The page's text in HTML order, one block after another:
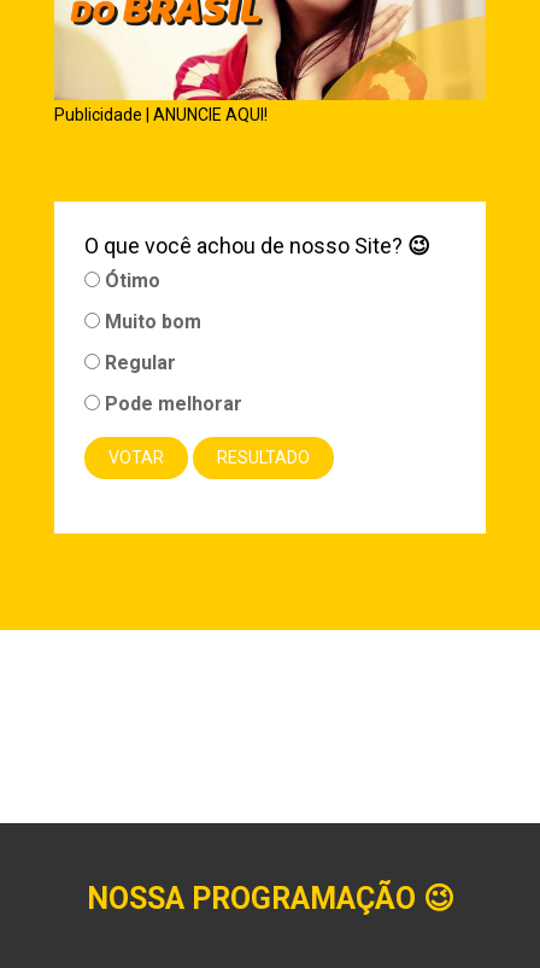
Publicidade | ANUNCIE AQUI!
O que você achou de nosso Site? 😉
Ótimo
Muito bom
Regular
Pode melhorar
NOSSA PROGRAMAÇÃO 😉